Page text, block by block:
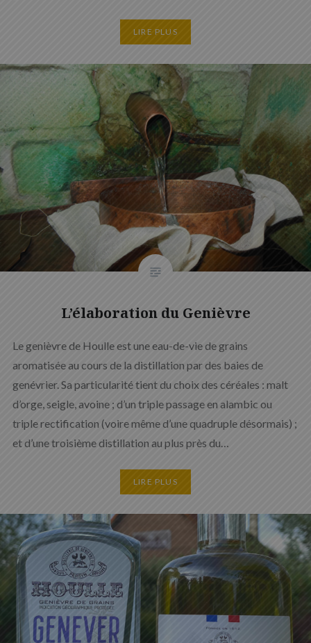
LIRE PLUS
L’élaboration du Genièvre
Le genièvre de Houlle est une eau-de-vie de grains
aromatisée au cours de la distillation par des baies de
genévrier. Sa particularité tient du choix des céréales : malt
d’orge, seigle, avoine ; d’un triple passage en alambic ou
triple rectification (voire même d’une quadruple désormais) ;
et d’une troisième distillation au plus près du…
LIRE PLUS